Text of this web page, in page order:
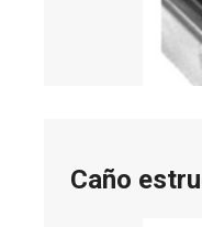
Caño